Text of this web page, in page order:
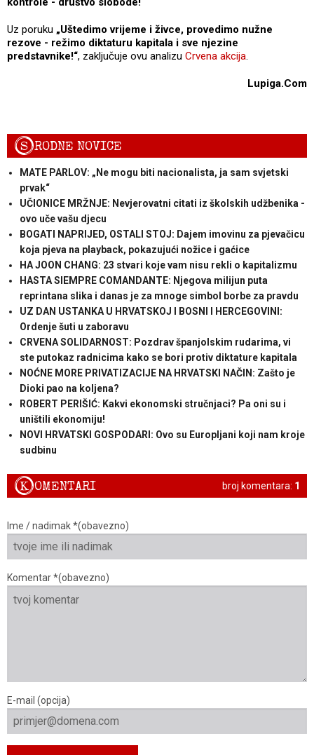
Uz poruku „Uštedimo vrijeme i živce, provedimo nužne
rezove - režimo diktaturu kapitala i sve njezine
predstavnike!“, zaključuje ovu analizu Crvena akcija.
Lupiga.Com
SRODNE NOVICE
MATE PARLOV: „Ne mogu biti nacionalista, ja sam svjetski
prvak“
UČIONICE MRŽNJE: Nevjerovatni citati iz školskih udžbenika -
ovo uče vašu djecu
BOGATI NAPRIJED, OSTALI STOJ: Dajem imovinu za pjevačicu
koja pjeva na playback, pokazujući nožice i gaćice
HA JOON CHANG: 23 stvari koje vam nisu rekli o kapitalizmu
HASTA SIEMPRE COMANDANTE: Njegova milijun puta
reprintana slika i danas je za mnoge simbol borbe za pravdu
UZ DAN USTANKA U HRVATSKOJ I BOSNI I HERCEGOVINI:
Ordenje šuti u zaboravu
CRVENA SOLIDARNOST: Pozdrav španjolskim rudarima, vi
ste putokaz radnicima kako se bori protiv diktature kapitala
NOĆNE MORE PRIVATIZACIJE NA HRVATSKI NAČIN: Zašto je
Dioki pao na koljena?
ROBERT PERIŠIĆ: Kakvi ekonomski stručnjaci? Pa oni su i
uništili ekonomiju!
NOVI HRVATSKI GOSPODARI: Ovo su Europljani koji nam kroje
sudbinu
broj komentara: 1
KOMENTARI
Ime / nadimak *(obavezno)
Komentar *(obavezno)
E-mail (opcija)